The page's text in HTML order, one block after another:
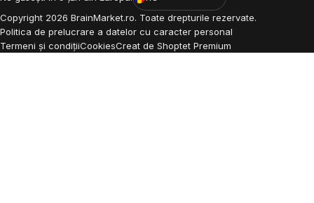
Copyright 2026 BrainMarket.ro. Toate drepturile rezervate.
Politica de prelucrare a datelor cu caracter personal
Termeni și condițiiCookiesCreat de Shoptet Premium